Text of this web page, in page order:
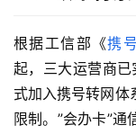
根据工信部《携
起，三大运营商
式加入携号转网体
限制。”会办卡”